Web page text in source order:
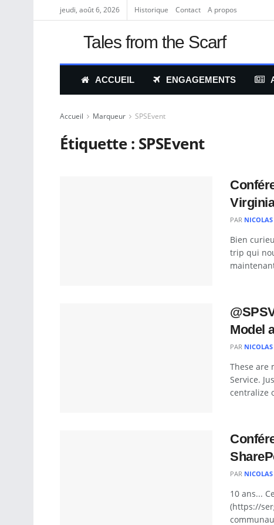
jeudi, août 6, 2026 Historique Contact A propos
Tales from the Scarf
ACCUEIL ENGAGEMENTS
Accueil Marqueur SPSEvent
Étiquette : SPSEvent
PAR NICOLAS
Bien
trip qui
Model
PAR NICOLAS
These are
Service.
centralize
PAR NICOLAS
10 ans...
(https://